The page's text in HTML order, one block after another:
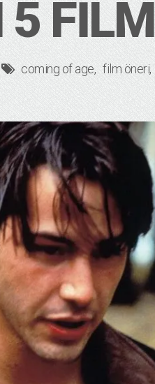
FILM
coming of age film öneri